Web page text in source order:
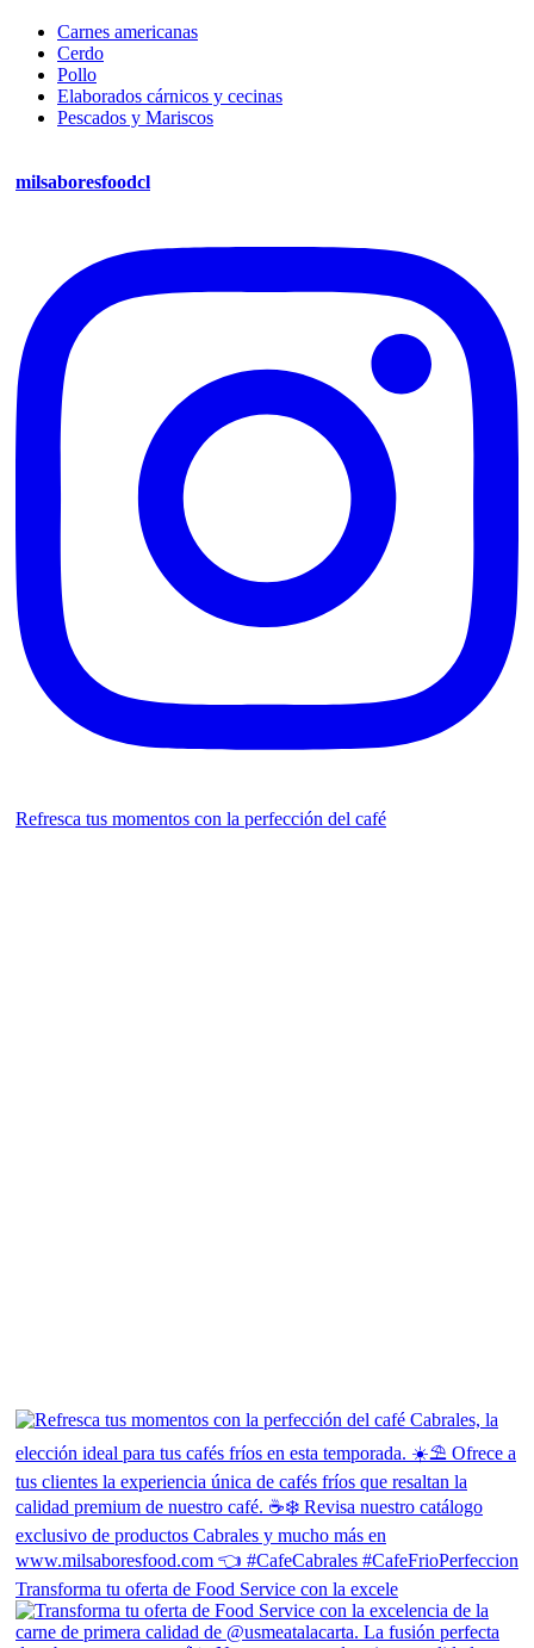
Carnes americanas
Cerdo
Pollo
Elaborados cárnicos y cecinas
Pescados y Mariscos
milsaboresfoodcl
Refresca tus momentos con la perfección del café
Transforma tu oferta de Food Service con la excele